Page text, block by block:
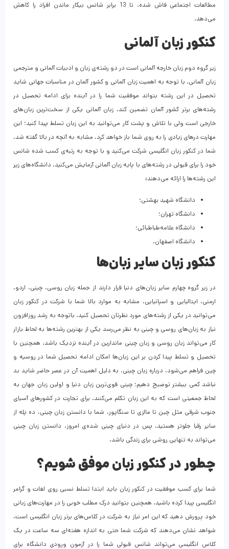
مطالعات اجتماعی فاش شده، تا 13 برابر شانس بیکار ماندن افراد را کاهش
می‌دهد.
کنکور زبان آلمانی
زیر گروه دوم زبان خارجه آلمانی است در دو رشته‌ی زبان و ادبیات آلمانی و مترجمی
زبان آلمانی. با توجه به اهمیت زبان آلمانی و کشور آلمان در مناسبات جهانی شاید
تحصیل در این رشته بتواند موفقیت شما را در آینده برای ادامه تحصیل در
رشته‌های برتر کشور آلمان تضمین کند. زبان آلمانی یکی از سخت‌ترین زبان‌های
خارجی است ولی با تلاش و پشت کار می‌توانید به این زبان تسلط پیدا کنید؛ این
مهارت درهای زیادی را به روی شما باز خواهد کرد. مشابه به آنچه در بالا گفته شد،
شما در کنکور زبان انگلیسی شرکت می‌کنید و با توجه به رتبه‌ی کسب شده شانس
خود را برای قبولی در رشته‌های با پایه زبان آلمانی آزمایش می‌کنید. دانشگاه‌های زیر
این رشته‌ها را ارائه می‌دهند:
دانشگاه شهید بهشتی؛
دانشگاه تهران؛
دانشگاه علامه‌طباطبائی؛
دانشگاه اصفهان.
کنکور زبان سایر زبان‌ها
در زیر گروه چهارم سایر زبان‌های دنیا قرار دارند از جمله زبان روسی، چینی، اردو،
ارمنی، ایتالیایی و اسپانیایی. مشابه به موارد بالا شما با شرکت در کنکور زبان
می‌توانید در یکی از رشته‌های مورد نظرتان تحصیل کنید. باتوجه به رشد روزافزون
نیاز به زبان‌های روسی و چینی به نظر می‌رسد یکی از بهترین رشته‌ها به لحاظ بازار
کار می‌تواند زبان روسی و زبان چینی ماندارین در آینده نزدیک باشد. همچنین با
تحصیل و تسلط پیدا کردن بر این زبان‌ها امکان ادامه تحصیل شما در روسیه و
چین فراهم می‌شود. درباره زبان چینی، به دلیل اهمیت آن در عصر حاضر شاید بد
نباشد کمی بیشتر توضیح دهیم؛ چینی قوی‌ترین زبان دنیا و اولین زبان جهان به
لحاظ جمعیتی است که به این زبان تکلم می‌کنند. برای تجارت در کشورهای آسیای
جنوب شرقی مثل چین تا مالزی تا سنگاپور، شما با دانستن زبان چینی، ده پله از
سایر رقبا جلوتر هستید. پس در دنیای چینی شده‌ی امروز، دانستن زبان چینی
می‌تواند به تنهایی روشی برای زندگی باشد.
چطور در کنکور زبان موفق شویم؟
شما برای کسب موفقیت در کنکور زبان باید ابتدا تسلط نسبی روی لغات و گرامر
انگلیسی پیدا کرده باشید. همچنین بتوانید درک مطلب خوبی را در مهارت‌های زبانی
خود پرورش دهید که این امر نیاز به شرکت در کلاس‌های برتر زبان انگلیسی است.
شواهد نشان می‌دهند که شرکت شما حتی به اندازه هفته‌ای سه ساعت در یک
کلاس انگلیسی می‌تواند شانس قبولی شما را در آزمون ورودی دانشگاه برای